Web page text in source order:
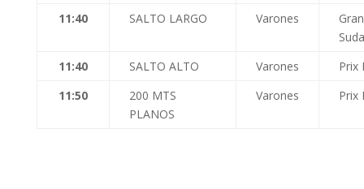
11:40 SALTO LARGO Varones
11:40
SALTO ALTO Varones
Prix
11:50
200 MTS
PLANOS
Varones Prix